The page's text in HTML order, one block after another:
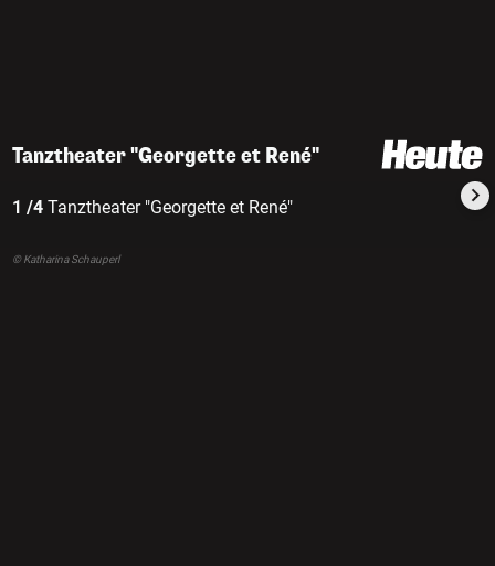
Tanztheater "Georgette et René"
1 /4 Tanztheater "Georgette et René"
© Katharina Schauperl